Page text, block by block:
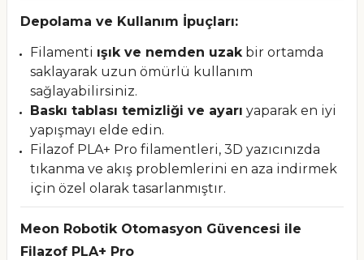
Depolama ve Kullanım İpuçları:
Filamenti ışık ve nemden uzakbir ortamda
saklayarak uzun ömürlü kullanım
sağlayabilirsiniz.
Baskı tablası temizliği ve ayarı yaparak en iyi
yapışmayı elde edin.
Filazof PLA+ Pro filamentleri, 3D yazıcınızda
tıkanma ve akış problemlerini en aza indirmek
için özel olarak tasarlanmıştır.
Meon Robotik Otomasyon Güvencesi ile
Filazof PLA+ Pro